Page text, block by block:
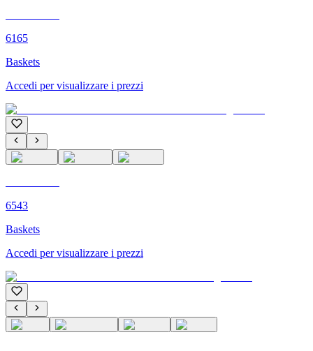
6165
Baskets
Accedi per visualizzare i prezzi
6543
Baskets
Accedi per visualizzare i prezzi